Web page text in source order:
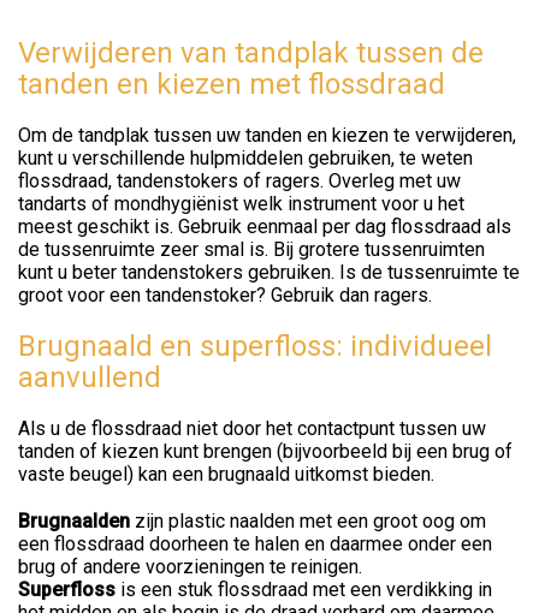
Verwijderen van tandplak tussen de
tanden en kiezen met flossdraad
Om de tandplak tussen uw tanden en kiezen te verwijderen,
kunt u verschillende hulpmiddelen gebruiken, te weten
flossdraad, tandenstokers of ragers. Overleg met uw
tandarts of mondhygiënist welk instrument voor u het
meest geschikt is. Gebruik eenmaal per dag flossdraad als
de tussenruimte zeer smal is. Bij grotere tussenruimten
kunt u beter tandenstokers gebruiken. Is de tussenruimte te
groot voor een tandenstoker? Gebruik dan ragers.
Brugnaald en superfloss: individueel
aanvullend
Als u de flossdraad niet door het contactpunt tussen uw
tanden of kiezen kunt brengen (bijvoorbeeld bij een brug of
vaste beugel) kan een brugnaald uitkomst bieden.
Brugnaalden zijn plastic naalden met een groot oog om
een flossdraad doorheen te halen en daarmee onder een
brug of andere voorzieningen te reinigen.
Superfloss is een stuk flossdraad met een verdikking in